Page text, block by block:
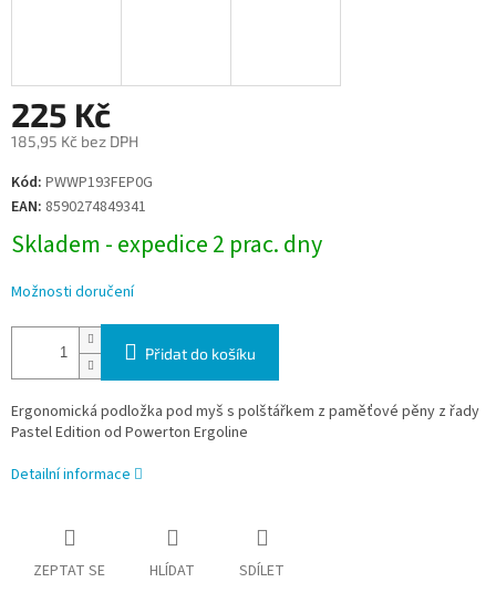
225 Kč
185,95 Kč bez DPH
Měrná
cena:
Kód: PWWP193FEP0G
EAN: 8590274849341
Skladem - expedice 2 prac. dny
Možnosti doručení
Přidat do košíku
Ergonomická podložka pod myš s polštářkem z paměťové pěny z řady
Pastel Edition od Powerton Ergoline
Detailní informace
ZEPTAT SE HLÍDAT SDÍLET